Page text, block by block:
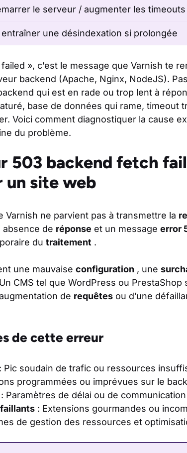
le serveur / augmenter les timeouts
entraîner une désindexation si prolongée
», c’est le message que Varnish te
backend (Apache, Nginx, NodeJS).
qui est en rade ou trop lent à
base de données qui rame, timeout
Voici comment diagnostiquer la cause
du problème.
503 backend fetch
un site web
Varnish ne parvient pas à transmettre la
de réponse et un message error
du traitement .
une mauvaise configuration , une
CMS tel que WordPress ou PrestaShop
de requêtes ou d’une
de cette erreur
: Pic soudain de trafic ou ressources
programmées ou imprévues sur le
: Paramètres de délai ou de
: Extensions gourmandes ou
de gestion des ressources et